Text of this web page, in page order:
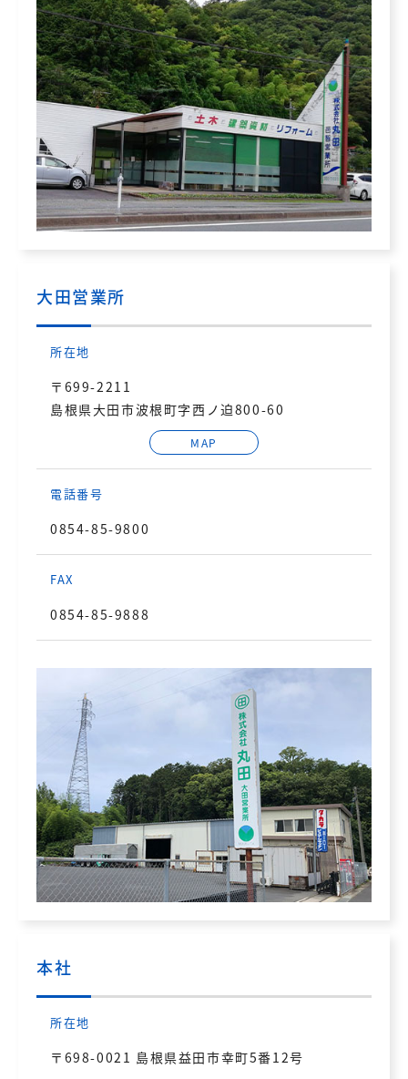
大田営業所
所在地
〒699-2211
島根県大田市波根町字西ノ迫800-60
MAP
電話番号
0854-85-9800
FAX
0854-85-9888
本社
所在地
〒698-0021 島根県益田市幸町5番12号